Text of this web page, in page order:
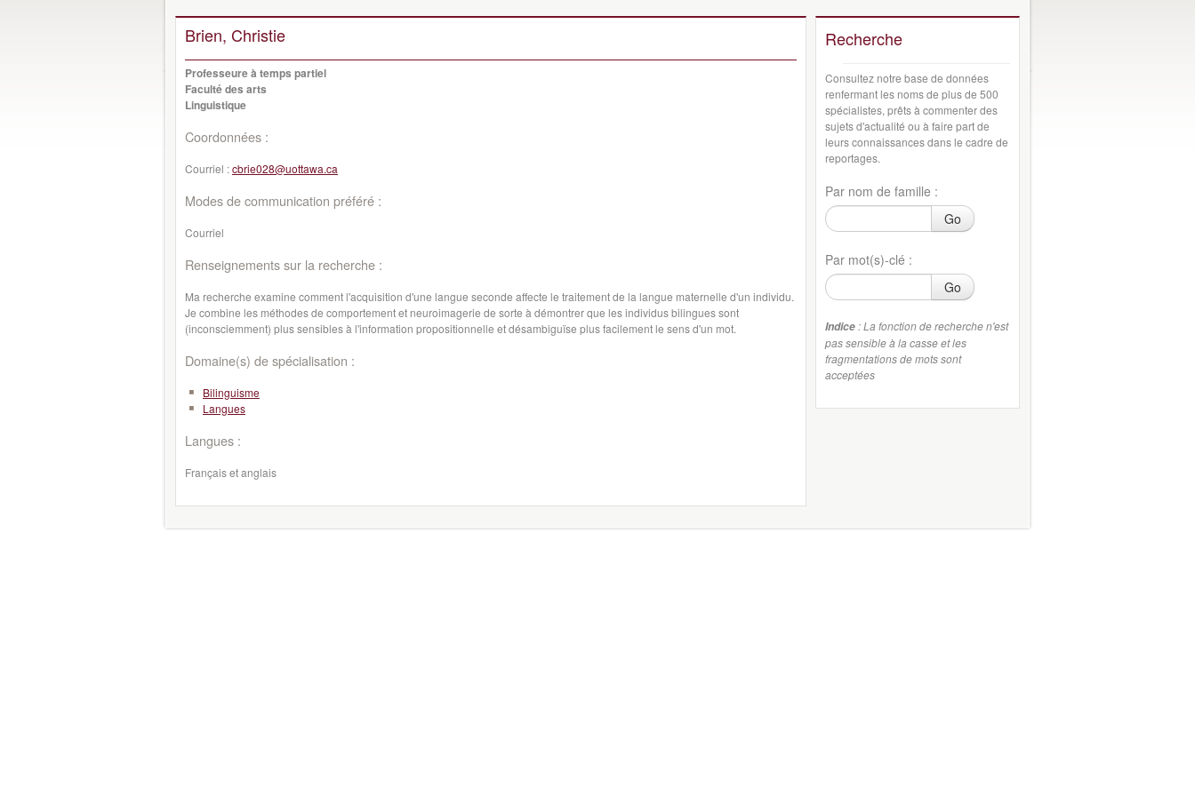
Brien, Christie
Professeure à temps partiel
Faculté des arts
Linguistique
Coordonnées :
Courriel :cbrie028@uottawa.ca
Modes de communication préféré :
Courriel
Renseignements sur la recherche :
Ma recherche examine comment l'acquisition d'une langue seconde affecte le traitement de la langue maternelle d'un individu.
Je combine les méthodes de comportement et neuroimagerie de sorte à démontrer que les individus bilingues sont
(inconsciemment) plus sensibles à l'information propositionnelle et désambiguïse plus facilement le sens d'un mot.
Domaine(s) de spécialisation :
Bilinguisme
Langues
Langues :
Français et anglais
Recherche
Consultez notre base de données
renfermant les noms de plus de 500
spécialistes, prêts à commenter des
sujets d'actualité ou à faire part de
leurs connaissances dans le cadre de
reportages.
Par nom de famille :
Go
Par mot(s)-clé :
Go
Indice : La fonction de recherche n'est
pas sensible à la casse et les
fragmentations de mots sont
acceptées